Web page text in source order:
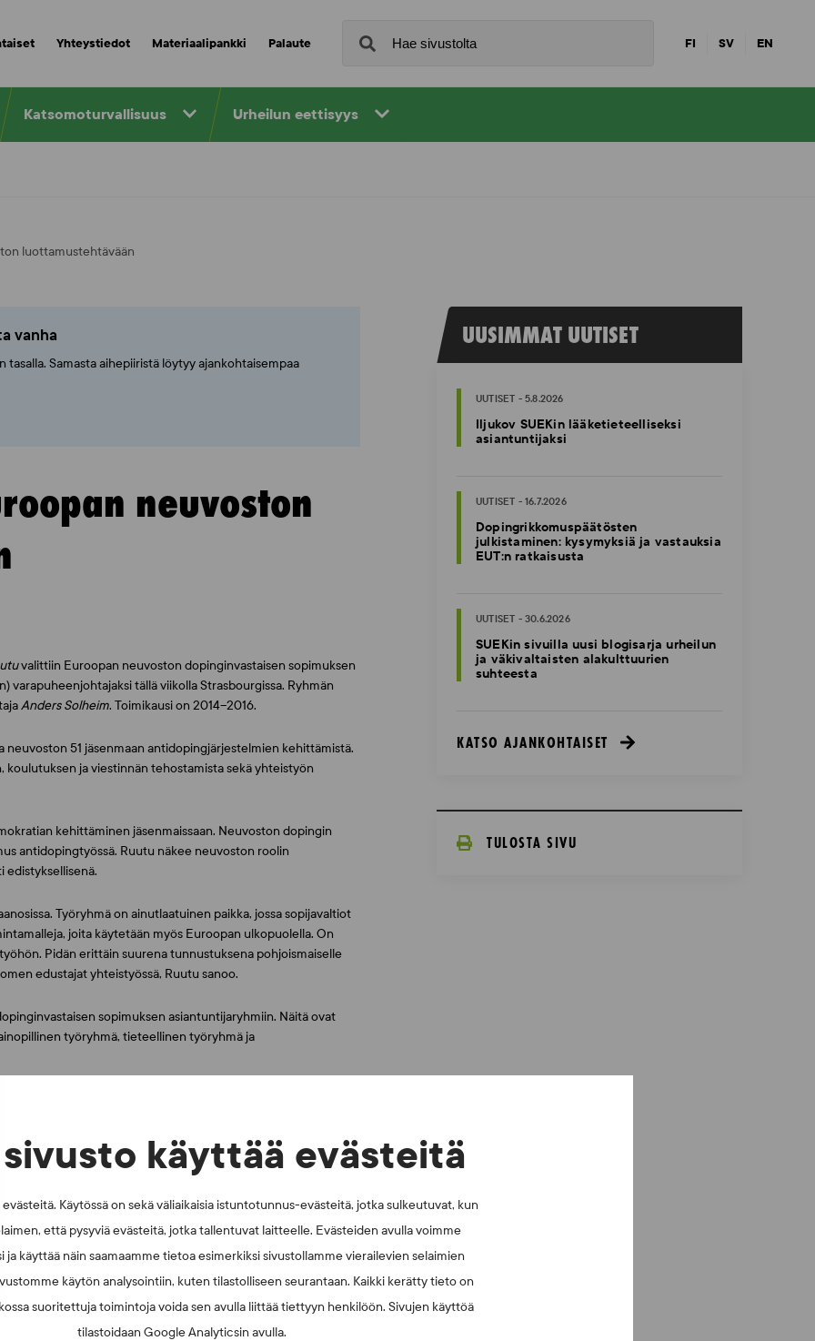
sivusto käyttää evästeitä
Käytössä on sekä väliaikaisia istuntotunnus-evästeitä, jotka sulkeutuvat, kun
että pysyviä evästeitä, jotka tallentuvat laitteelle. Evästeiden avulla voimme
ja käyttää näin saamaamme tietoa esimerkiksi sivustollamme vierailevien selaimien
käytön analysointiin, kuten tilastolliseen seurantaan. Kaikki kerätty tieto on
suoritettuja toimintoja voida sen avulla liittää tiettyyn henkilöön. Sivujen käyttöä
tilastoidaan Google Analyticsin avulla.
Yhteystiedot Materiaalipankki Palaute FI SV EN
Katsomoturvallisuus Urheilun eettisyys
luottamustehtävään
vanha
tasalla. Samasta aihepiiristä löytyy ajankohtaisempaa
neuvoston
valittiin Euroopan neuvoston dopinginvastaisen sopimuksen
tällä viikolla Strasbourgissa. Ryhmän
Anders Solheim. Toimikausi on 2014–2016.
51 jäsenmaan antidopingjärjestelmien kehittämistä.
koulutuksen ja viestinnän tehostamista sekä yhteistyön
kehittäminen jäsenmaissaan. Neuvoston dopingin
antidopingtyössä. Ruutu näkee neuvoston roolin
edistyksellisenä.
Työryhmä on ainutlaatuinen paikka, jossa sopijavaltiot
joita käytetään myös Euroopan ulkopuolella. On
Pidän erittäin suurena tunnustuksena pohjoismaiselle
edustajat yhteistyössä, Ruutu sanoo.
sopimuksen asiantuntijaryhmiin. Näitä ovat
työryhmä, tieteellinen työryhmä ja
UUSIMMAT UUTISET
UUTISET - 5.8.2026
Iljukov SUEKin lääketieteelliseksi
asiantuntijaksi
UUTISET - 16.7.2026
Dopingrikkomuspäätösten
julkistaminen: kysymyksiä ja vastauksia
EUT:n ratkaisusta
UUTISET - 30.6.2026
SUEKin sivuilla uusi blogisarja urheilun
ja väkivaltaisten alakulttuurien
suhteesta
KATSO AJANKOHTAISET
TULOSTA SIVU